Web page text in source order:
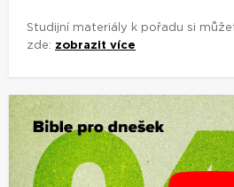
Studijní materiály k pořadu si
zde: zobrazit více